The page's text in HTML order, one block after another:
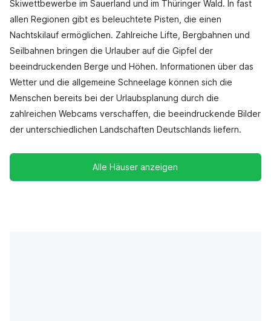
Skiwettbewerbe im Sauerland und im Thüringer Wald. In fast
allen Regionen gibt es beleuchtete Pisten, die einen
Nachtskilauf ermöglichen. Zahlreiche Lifte, Bergbahnen und
Seilbahnen bringen die Urlauber auf die Gipfel der
beeindruckenden Berge und Höhen. Informationen über das
Wetter und die allgemeine Schneelage können sich die
Menschen bereits bei der Urlaubsplanung durch die
zahlreichen Webcams verschaffen, die beeindruckende Bilder
der unterschiedlichen Landschaften Deutschlands liefern.
Alle Häuser anzeigen